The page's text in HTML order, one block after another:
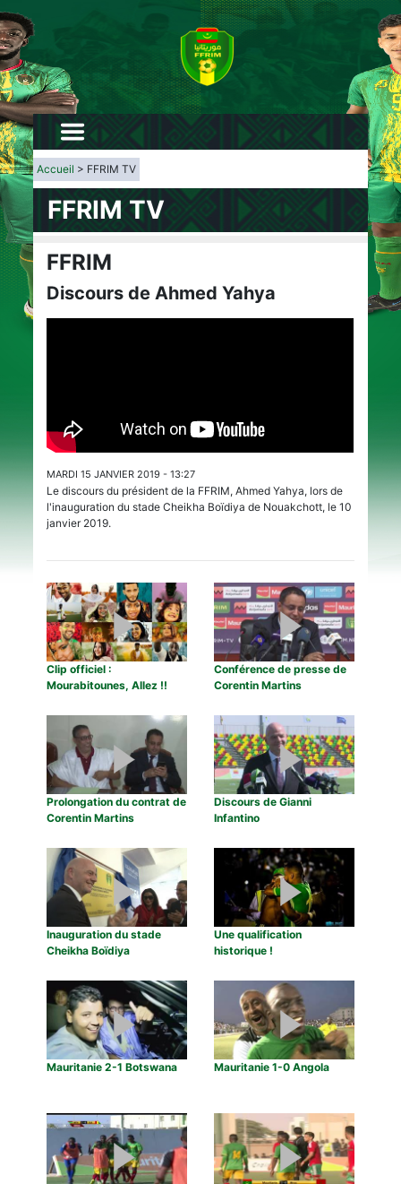
Accueil > FFRIM TV
FFRIM TV
FFRIM
Discours de Ahmed Yahya
MARDI 15 JANVIER 2019 - 13:27
Le discours du président de la FFRIM, Ahmed Yahya, lors de
l'inauguration du stade Cheikha Boïdiya de Nouakchott, le 10
janvier 2019.
Clip officiel :
Mourabitounes, Allez !!
Conférence de presse de
Corentin Martins
Prolongation du contrat de
Corentin Martins
Discours de Gianni
Infantino
Inauguration du stade
Cheikha Boïdiya
Une qualification
historique !
Mauritanie 2-1 Botswana Mauritanie 1-0 Angola